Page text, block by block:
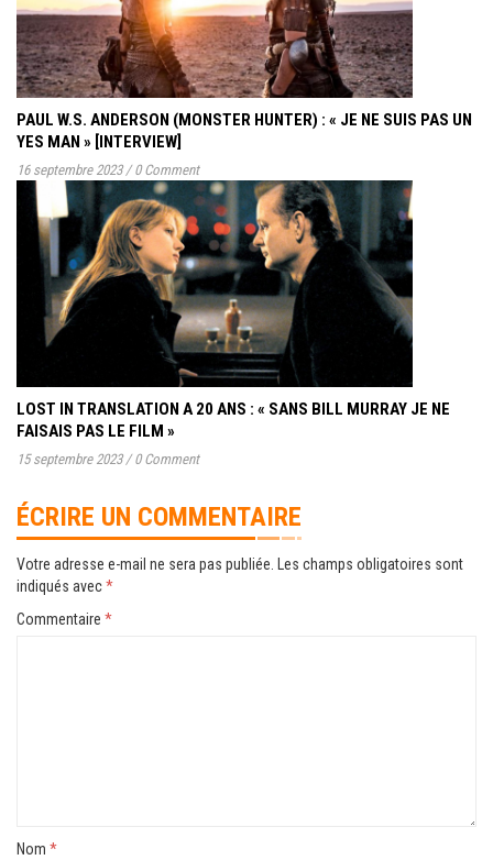
PAUL W.S. ANDERSON (MONSTER HUNTER) : « JE NE SUIS PAS UN
YES MAN » [INTERVIEW]
16 septembre 2023 / 0 Comment
LOST IN TRANSLATION A 20 ANS : « SANS BILL MURRAY JE NE
FAISAIS PAS LE FILM »
15 septembre 2023 / 0 Comment
ÉCRIRE UN COMMENTAIRE
Votre adresse e-mail ne sera pas publiée.
Les champs obligatoires sont
indiqués avec*
Commentaire *
Nom *